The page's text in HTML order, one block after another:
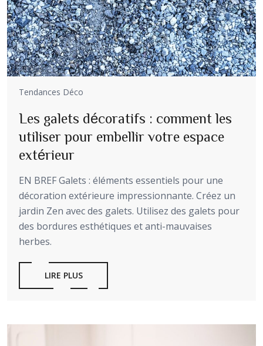
Tendances Déco
Les galets décoratifs : comment les
utiliser pour embellir votre espace
extérieur
EN BREF Galets : éléments essentiels pour une
décoration extérieure impressionnante. Créez un
jardin Zen avec des galets. Utilisez des galets pour
des bordures esthétiques et anti-mauvaises
herbes.
LIRE PLUS